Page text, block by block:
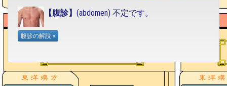
【腹診】 (abdomen) 不定です。